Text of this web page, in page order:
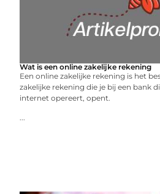
Wat is een online zakelijke rekening
Een online zakelijke rekening is het
zakelijke rekening die je bij een bank
internet opereert, opent.
...